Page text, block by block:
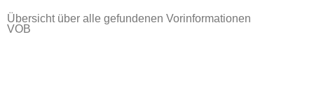
Übersicht über alle gefundenen Vorinformationen
VOB